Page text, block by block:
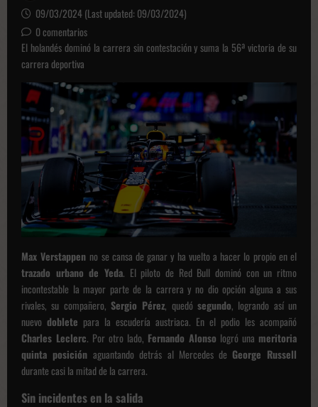
09/03/2024 (Last updated: 09/03/2024)
0 comentarios
El holandés dominó la carrera sin contestación y suma la 56ª victoria de su
carrera deportiva
Max Verstappen no se cansa de ganar y ha vuelto a hacer lo propio en el
trazado urbano de Yeda. El piloto de Red Bull dominó con un ritmo
incontestable la mayor parte de la carrera y no dio opción alguna a sus
rivales, su compañero, Sergio Pérez, quedósegundo, logrando así un
nuevo doblete para la escudería austriaca. En el podio les acompañó
Charles Leclerc. Por otro lado, Fernando Alonso logró una meritoria
quinta posiciónaguantando detrás al Mercedes de George Russell
durante casi la mitad de la carrera.
Sin incidentes en la salida